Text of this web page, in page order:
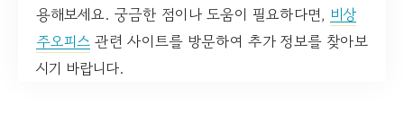
용해보세요. 궁금한 점이나 도움이 필요하다면, 비상
주오피스 관련 사이트를 방문하여 추가 정보를 찾아보
시기 바랍니다.